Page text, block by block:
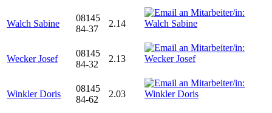
Walch Sabine
08145
84-37
2.14
Wecker Josef
08145
84-32
2.13
Winkler Doris
08145
84-62
2.03